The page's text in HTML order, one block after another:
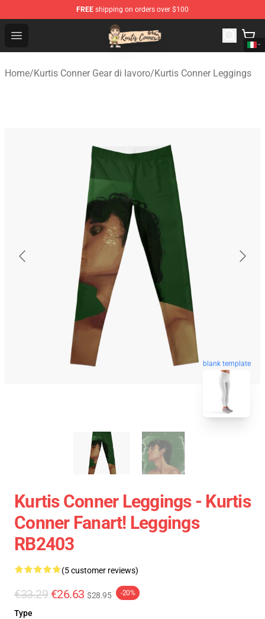
FREE shipping on orders over $100
Open menu
Kurtis Conner Store - Official Kurtis Conner Merchandise
Home/Kurtis Conner Gear di lavoro/Kurtis Conner Leggings
blank template
Kurtis Conner Leggings - Kurtis
Conner Fanart! Leggings
RB2403
(5 customer reviews)
€33.29 €26.63 $28.95 -20%
Type